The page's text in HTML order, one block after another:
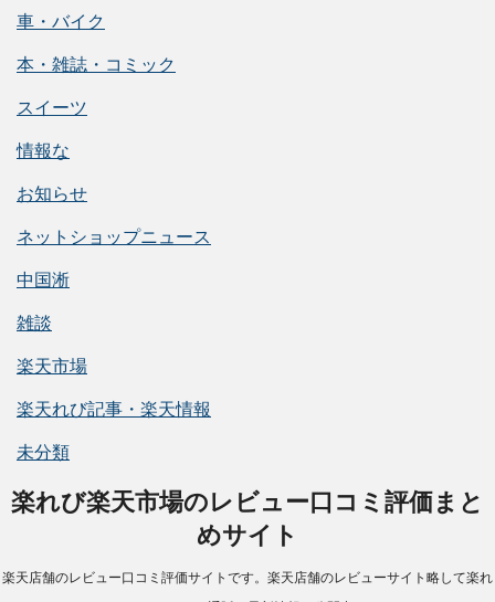
車・バイク
本・雑誌・コミック
スイーツ
情報な
お知らせ
ネットショップニュース
中国淅
雑談
楽天市場
楽天れび記事・楽天情報
未分類
楽れび楽天市場のレビュー口コミ評価まと
めサイト
楽天店舗のレビュー口コミ評価サイトです。楽天店舗のレビューサイト略して楽れ